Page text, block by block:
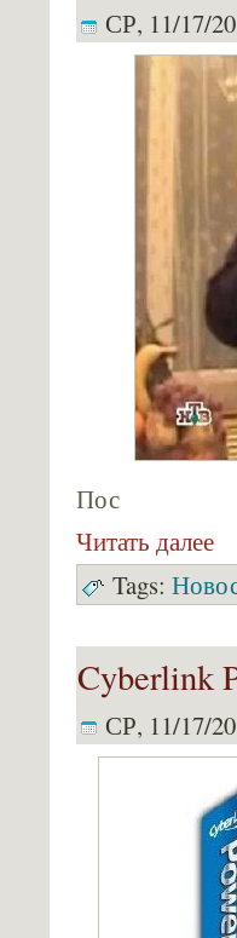
СР, 11/17/
Пос
Читать далее
Tags:
Cyberlink
СР, 11/17/